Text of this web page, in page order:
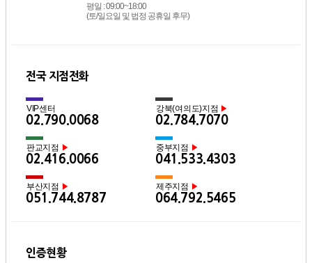
평일 : 09:00~18:00
(토/일요일 및 법정 공휴일 후무)
전국 지점전화
VIP센터
02.790.0068
강북(여의도)지점 ▶
02.784.7070
판교지점 ▶
02.416.0066
중부지점 ▶
041.533.4303
부산지점 ▶
051.744.8787
제주지점 ▶
064.792.5465
인증현황